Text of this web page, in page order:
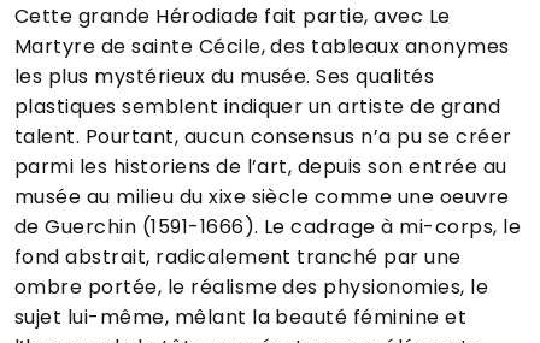
Cette grande Hérodiade fait partie, avec Le
Martyre de sainte Cécile, des tableaux anonymes
les plus mystérieux du musée. Ses qualités
plastiques semblent indiquer un artiste de grand
talent. Pourtant, aucun consensus n’a pu se créer
parmi les historiens de l’art, depuis son entrée au
musée au milieu du xixe siècle comme une oeuvre
de Guerchin (1591-1666). Le cadrage à mi-corps, le
fond abstrait, radicalement tranché par une
ombre portée, le réalisme des physionomies, le
sujet lui-même, mêlant la beauté féminine et